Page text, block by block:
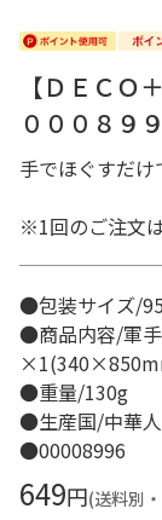
【ＤＥＣ
０００８９
手でほぐすだけ
※1回のご注文
●包装サイズ/
●商品内容/軍
●重量/130g
●生産国/中華
●00008996
649円(送料別